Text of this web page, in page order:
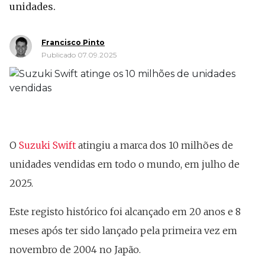
unidades.
Francisco Pinto
Publicado 07.09.2025
O Suzuki Swift atingiu a marca dos 10 milhões de
unidades vendidas em todo o mundo, em julho de
2025.
Este registo histórico foi alcançado em 20 anos e 8
meses após ter sido lançado pela primeira vez em
novembro de 2004 no Japão.